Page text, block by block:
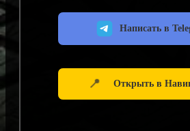
Написать в
📍 Открыть в